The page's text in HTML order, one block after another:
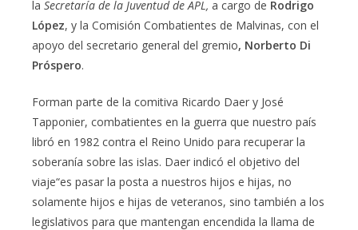
la Secretaría de la Juventud de APL, a cargo de Rodrigo
López, y la Comisión Combatientes de Malvinas, con el
apoyo del secretario general del gremio, Norberto Di
Próspero.
Forman parte de la comitiva Ricardo Daer y José
Tapponier, combatientes en la guerra que nuestro país
libró en 1982 contra el Reino Unido para recuperar la
soberanía sobre las islas. Daer indicó el objetivo del
viaje“es pasar la posta a nuestros hijos e hijas, no
solamente hijos e hijas de veteranos, sino también a los
legislativos para que mantengan encendida la llama de